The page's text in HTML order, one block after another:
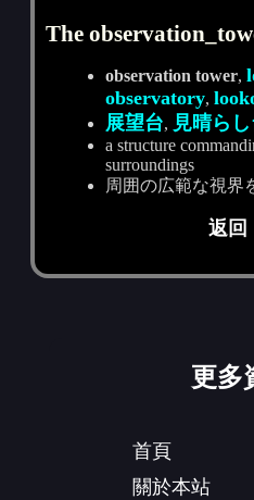
The
observation tower,
observatory,
展望台, 見晴ら
a structure
surroundings
周囲の広範な視界
返
更多
首頁
關於本站